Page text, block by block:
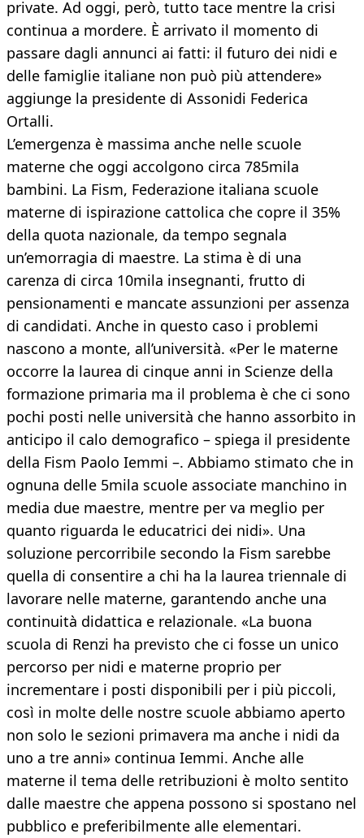
private. Ad oggi, però, tutto tace mentre la crisi
continua a mordere. È arrivato il momento di
passare dagli annunci ai fatti: il futuro dei nidi e
delle famiglie italiane non può più attendere»
aggiunge la presidente di Assonidi Federica
Ortalli.
L’emergenza è massima anche nelle scuole
materne che oggi accolgono circa 785mila
bambini. La Fism, Federazione italiana scuole
materne di ispirazione cattolica che copre il 35%
della quota nazionale, da tempo segnala
un’emorragia di maestre. La stima è di una
carenza di circa 10mila insegnanti, frutto di
pensionamenti e mancate assunzioni per assenza
di candidati. Anche in questo caso i problemi
nascono a monte, all’università. «Per le materne
occorre la laurea di cinque anni in Scienze della
formazione primaria ma il problema è che ci sono
pochi posti nelle università che hanno assorbito in
anticipo il calo demografico – spiega il presidente
della Fism Paolo Iemmi –. Abbiamo stimato che in
ognuna delle 5mila scuole associate manchino in
media due maestre, mentre per va meglio per
quanto riguarda le educatrici dei nidi». Una
soluzione percorribile secondo la Fism sarebbe
quella di consentire a chi ha la laurea triennale di
lavorare nelle materne, garantendo anche una
continuità didattica e relazionale. «La buona
scuola di Renzi ha previsto che ci fosse un unico
percorso per nidi e materne proprio per
incrementare i posti disponibili per i più piccoli,
così in molte delle nostre scuole abbiamo aperto
non solo le sezioni primavera ma anche i nidi da
uno a tre anni» continua Iemmi. Anche alle
materne il tema delle retribuzioni è molto sentito
dalle maestre che appena possono si spostano nel
pubblico e preferibilmente alle elementari.